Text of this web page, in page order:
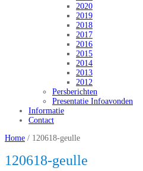
2020
2019
2018
2017
2016
2015
2014
2013
2012
Persberichten
Presentatie Infoavonden
Informatie
Contact
Home / 120618-geulle
120618-geulle